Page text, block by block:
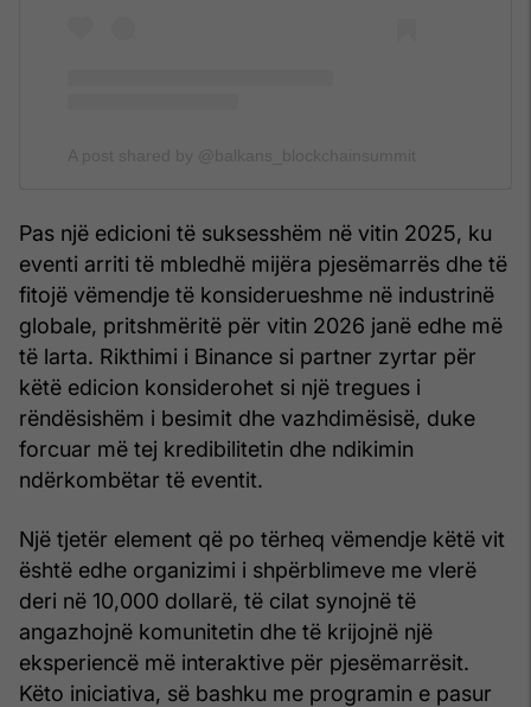
Pas një edicioni të suksesshëm në vitin 2025, ku
eventi arriti të mbledhë mijëra pjesëmarrës dhe të
fitojë vëmendje të konsiderueshme në industrinë
globale, pritshmëritë për vitin 2026 janë edhe më
të larta. Rikthimi i Binance si partner zyrtar për
këtë edicion konsiderohet si një tregues i
rëndësishëm i besimit dhe vazhdimësisë, duke
forcuar më tej kredibilitetin dhe ndikimin
ndërkombëtar të eventit.
Një tjetër element që po tërheq vëmendje këtë vit
është edhe organizimi i shpërblimeve me vlerë
deri në 10,000 dollarë, të cilat synojnë të
angazhojnë komunitetin dhe të krijojnë një
eksperiencë më interaktive për pjesëmarrësit.
Këto iniciativa, së bashku me programin e pasur